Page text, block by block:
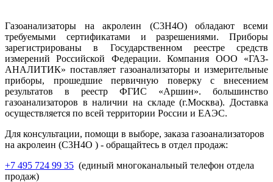
Газоанализаторы на акролеин (C3H4O) обладают всеми
требуемыми сертификатами и разрешениями. Приборы
зарегистрированы в Государственном реестре средств
измерений Российской Федерации. Компания ООО «ГАЗ-
АНАЛИТИК» поставляет газоанализаторы и измерительные
приборы, прошедшие первичную поверку с внесением
результатов в реестр ФГИС «Аршин». большинство
газоанализаторов в наличии на складе (г.Москва). Доставка
осуществляется по всей территории России и ЕАЭС.
Для консультации, помощи в выборе, заказа газоанализаторов
на акролеин (C3H4O ) - обращайтесь в отдел продаж:
+7 495 724 99 35 (единый многоканальный телефон отдела
продаж)